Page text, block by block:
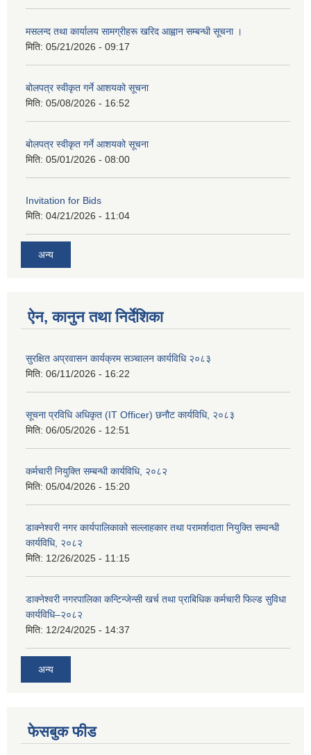
मसलन्द तथा कार्यालय सामग्रीहरू खरिद आह्वान सम्बन्धी सूचना ।
मिति: 05/21/2026 - 09:17
बोलपत्र स्वीकृत गर्ने आशयको सूचना
मिति: 05/08/2026 - 16:52
बोलपत्र स्वीकृत गर्ने आशयको सूचना
मिति: 05/01/2026 - 08:00
Invitation for Bids
मिति: 04/21/2026 - 11:04
अन्य
ऐन, कानुन तथा निर्देशिका
सुरक्षित अप्रवासन कार्यक्रम सञ्चालन कार्यविधि २०८३
मिति: 06/11/2026 - 16:22
सूचना प्रविधि अधिकृत (IT Officer) छनौट कार्यविधि, २०८३
मिति: 06/05/2026 - 12:51
कर्मचारी नियुक्ति सम्बन्धी कार्यविधि, २०८२
मिति: 05/04/2026 - 15:20
डाक्नेश्वरी नगर कार्यपालिकाको सल्लाहकार तथा परामर्शदाता नियुक्ति सम्वन्धी
कार्यविधि, २०८२
मिति: 12/26/2025 - 11:15
डाक्नेश्वरी नगरपालिका कन्टिन्जेन्सी खर्च तथा प्राबिधिक कर्मचारी फिल्ड सुविधा
कार्यविधि–२०८२
मिति: 12/24/2025 - 14:37
अन्य
फेसबुक फीड